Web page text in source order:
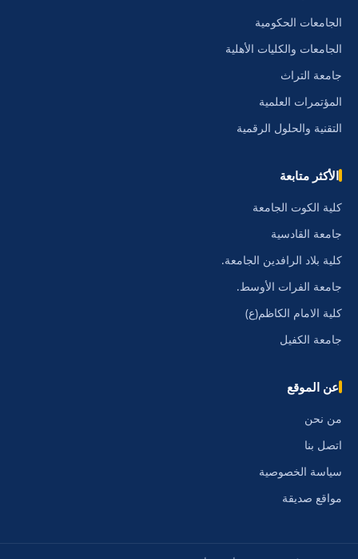
الجامعات الحكومية
الجامعات والكليات الأهلية
جامعة التراث
المؤتمرات العلمية
التقنية والحلول الرقمية
الأكثر متابعة
كلية الكوت الجامعة
جامعة القادسية
كلية بلاد الرافدين الجامعة.
جامعة الفرات الأوسط.
كلية الامام الكاظم(ع)
جامعة الكفيل
عن الموقع
من نحن
اتصل بنا
سياسة الخصوصية
مواقع صديقة